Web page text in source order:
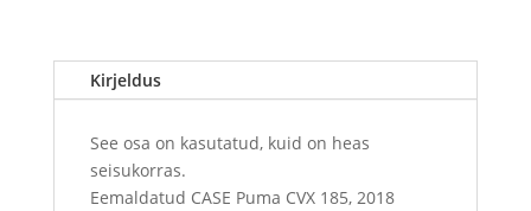
Kirjeldus
See osa on kasutatud, kuid on heas
seisukorras.
Eemaldatud CASE Puma CVX 185, 2018